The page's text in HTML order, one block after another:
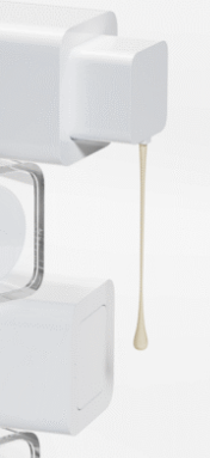
molecules
in cosmetic and
Dermatol Alergol.